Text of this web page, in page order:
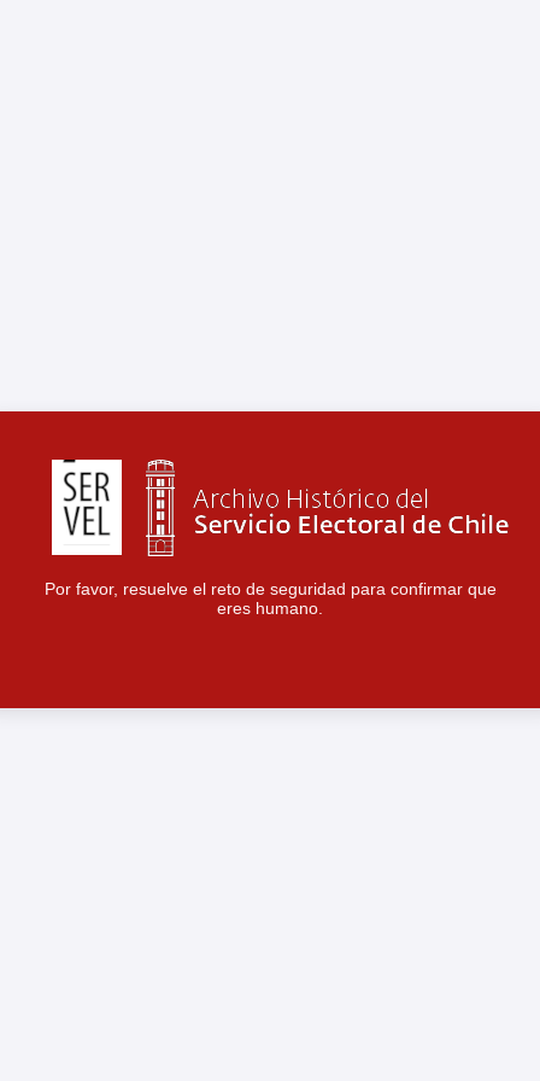
Por favor, resuelve el reto de seguridad para confirmar que
eres humano.